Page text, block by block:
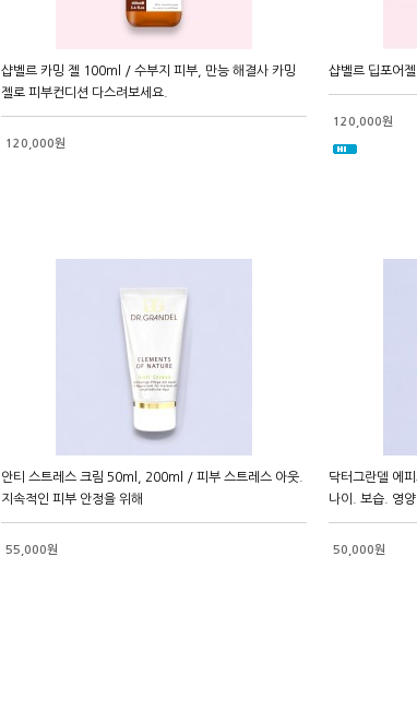
샵벨르 카밍 젤 100ml / 수부지 피부, 만능 해결사 카밍
젤로 피부컨디션 다스려보세요.
120,000원
샵벨르 딥포어
120,000원
안티 스트레스 크림 50ml, 200ml / 피부 스트레스 아웃.
지속적인 피부 안정을 위해
55,000원
닥터그란델 에
나이. 보습. 영양
50,000원